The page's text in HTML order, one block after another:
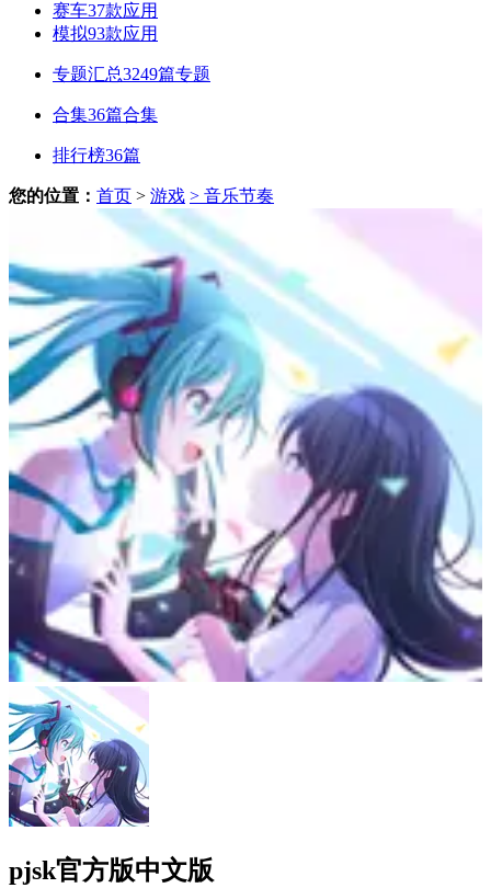
赛车37款应用
模拟93款应用
专题汇总3249篇专题
合集36篇合集
排行榜36篇
您的位置： 首页 > 游戏 > 音乐节奏
pjsk官方版中文版